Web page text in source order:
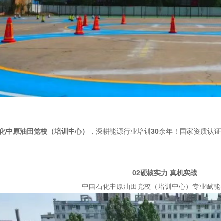
中原油田党校（培训中心） ，深耕能源行业培训 30余年！国家资质认
02硬核实力 真机实战
中国石化中原油田党校（培训中心）专业赋